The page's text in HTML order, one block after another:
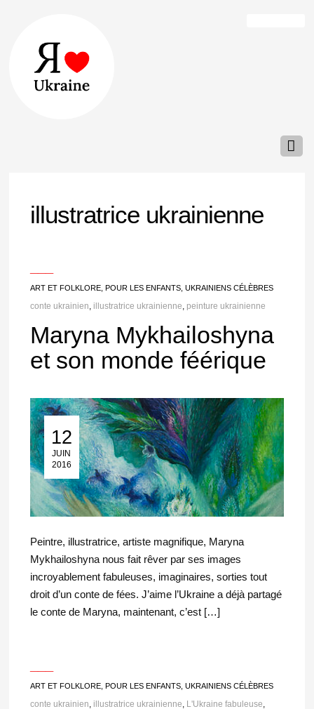
illustratrice ukrainienne
ART ET FOLKLORE, POUR LES ENFANTS, UKRAINIENS CÉLÈBRES
conte ukrainien illustratrice ukrainienne peinture ukrainienne
Maryna Mykhailoshyna
et son monde féérique
12
JUIN
2016
12 Juin 2016
Peintre, illustratrice, artiste magnifique, Maryna
Mykhailoshyna nous fait rêver par ses images
incroyablement fabuleuses, imaginaires, sorties tout
droit d’un conte de fées. J’aime l’Ukraine a déjà partagé
le conte de Maryna, maintenant, c’est […]
ART ET FOLKLORE, POUR LES ENFANTS, UKRAINIENS CÉLÈBRES
conte ukrainien illustratrice ukrainienne L'Ukraine fabuleuse